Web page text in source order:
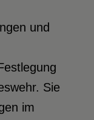
und
Sie
im